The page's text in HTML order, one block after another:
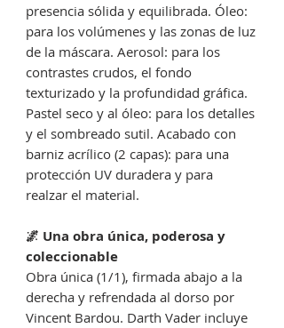
presencia sólida y equilibrada. Óleo:
para los volúmenes y las zonas de luz
de la máscara. Aerosol: para los
contrastes crudos, el fondo
texturizado y la profundidad gráfica.
Pastel seco y al óleo: para los detalles
y el sombreado sutil. Acabado con
barniz acrílico (2 capas): para una
protección UV duradera y para
realzar el material.
🌌 Una obra única, poderosa y
coleccionable
Obra única (1/1), firmada abajo a la
derecha y refrendada al dorso por
Vincent Bardou. Darth Vader incluye